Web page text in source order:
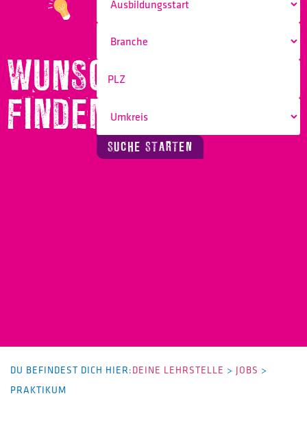
WUNSCHBERUF
FINDEN!
SUCHE STARTEN
DU BEFINDEST DICH HIER:DEINE LEHRSTELLE > JOBS >
PRAKTIKUM